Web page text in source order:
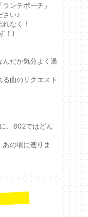
ンチポーチ」
さい♪
なく！
！)
んだか気分よく過
曲のリクエスト
、802ではどん
の頃に遡りま